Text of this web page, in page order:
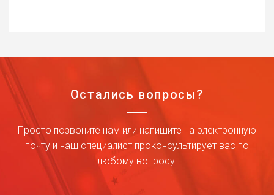
Остались вопросы?
Просто позвоните нам или напишите на электронную
почту и наш специалист проконсультирует вас по
любому вопросу!